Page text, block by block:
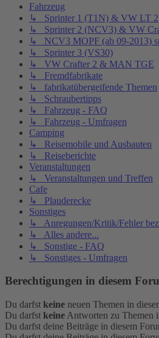
Fahrzeug
↳ Sprinter 1 (T1N) & VW LT 2
↳ Sprinter 2 (NCV3) & VW
↳ NCV3 MOPF (ab 09-2013)
↳ Sprinter 3 (VS30)
↳ VW Crafter 2 & MAN TGE
↳ Fremdfabrikate
↳ fabrikatübergeifende Themen
↳ Schraubertipps
↳ Fahrzeug - FAQ
↳ Fahrzeug - Umfragen
Camping
↳ Reisemobile und Ausbauten
↳ Reiseberichte
Veranstaltungen
↳ Veranstaltungen und Treffen
Cafe
↳ Plauderecke
Sonstiges
↳ Anregungen/Kritik/Fehler
↳ Alles andere...
↳ Sonstige - FAQ
↳ Sonstiges - Umfragen
Berechtigungen in diesem
Du darfst keine neuen Themen in
Du darfst keine Antworten zu Themen
Du darfst deine Beiträge in diesem